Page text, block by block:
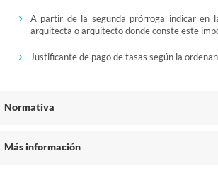
A partir de la segunda prórroga indicar en
arquitecta o arquitecto donde conste este
Justificante de pago de tasas según la
Normativa
Más información